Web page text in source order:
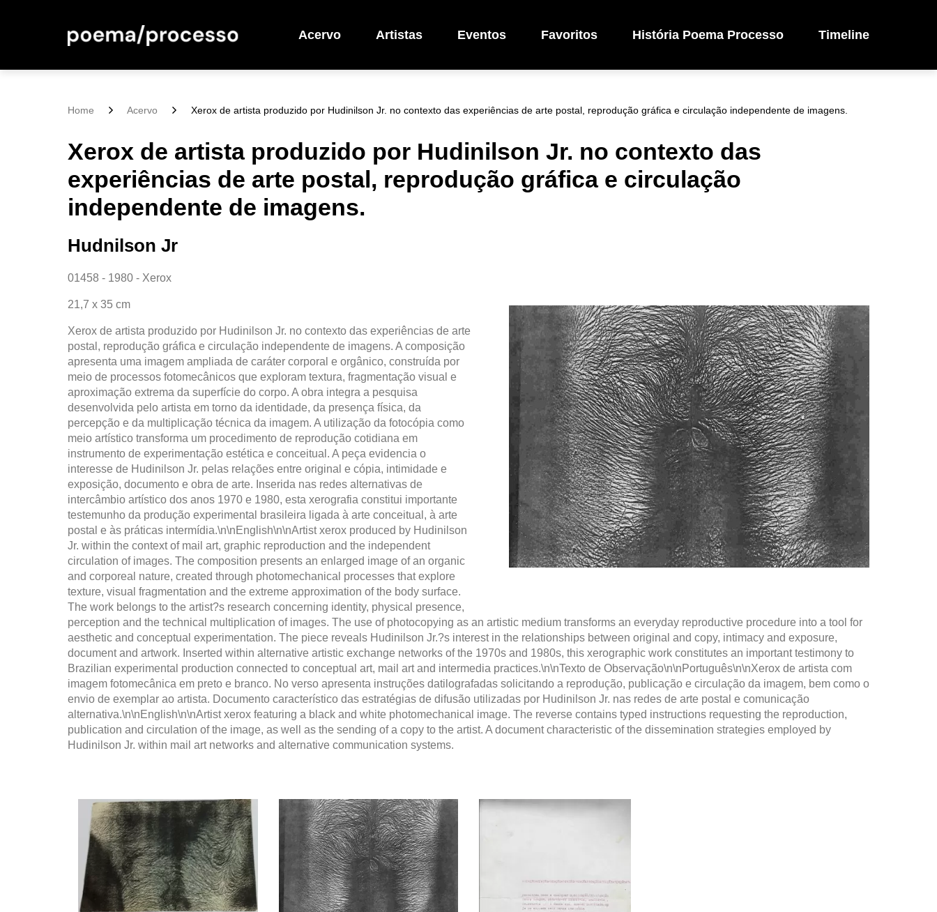
Acervo Artistas Eventos Favoritos História Poema Processo Timeline
Home Acervo Xerox de artista produzido por Hudinilson Jr. no contexto das experiências de arte postal, reprodução gráfica e circulação independente de imagens.
Xerox de artista produzido por Hudinilson Jr. no contexto das
experiências de arte postal, reprodução gráfica e circulação
independente de imagens.
Hudnilson Jr
01458 - 1980 - Xerox
21,7 x 35 cm
Xerox de artista produzido por Hudinilson Jr. no contexto das experiências de arte
postal, reprodução gráfica e circulação independente de imagens. A composição
apresenta uma imagem ampliada de caráter corporal e orgânico, construída por
meio de processos fotomecânicos que exploram textura, fragmentação visual e
aproximação extrema da superfície do corpo. A obra integra a pesquisa
desenvolvida pelo artista em torno da identidade, da presença física, da
percepção e da multiplicação técnica da imagem. A utilização da fotocópia como
meio artístico transforma um procedimento de reprodução cotidiana em
instrumento de experimentação estética e conceitual. A peça evidencia o
interesse de Hudinilson Jr. pelas relações entre original e cópia, intimidade e
exposição, documento e obra de arte. Inserida nas redes alternativas de
intercâmbio artístico dos anos 1970 e 1980, esta xerografia constitui importante
testemunho da produção experimental brasileira ligada à arte conceitual, à arte
postal e às práticas intermídia.\n\nEnglish\n\nArtist xerox produced by Hudinilson
Jr. within the context of mail art, graphic reproduction and the independent
circulation of images. The composition presents an enlarged image of an organic
and corporeal nature, created through photomechanical processes that explore
texture, visual fragmentation and the extreme approximation of the body surface.
The work belongs to the artist?s research concerning identity, physical presence,
perception and the technical multiplication of images. The use of photocopying as an artistic medium transforms an everyday reproductive procedure into a tool for
aesthetic and conceptual experimentation. The piece reveals Hudinilson Jr.?s interest in the relationships between original and copy, intimacy and exposure,
document and artwork. Inserted within alternative artistic exchange networks of the 1970s and 1980s, this xerographic work constitutes an important testimony to
Brazilian experimental production connected to conceptual art, mail art and intermedia practices.\n\nTexto de Observação\n\nPortuguês\n\nXerox de artista com
imagem fotomecânica em preto e branco. No verso apresenta instruções datilografadas solicitando a reprodução, publicação e circulação da imagem, bem como o
envio de exemplar ao artista. Documento característico das estratégias de difusão utilizadas por Hudinilson Jr. nas redes de arte postal e comunicação
alternativa.\n\nEnglish\n\nArtist xerox featuring a black and white photomechanical image. The reverse contains typed instructions requesting the reproduction,
publication and circulation of the image, as well as the sending of a copy to the artist. A document characteristic of the dissemination strategies employed by
Hudinilson Jr. within mail art networks and alternative communication systems.